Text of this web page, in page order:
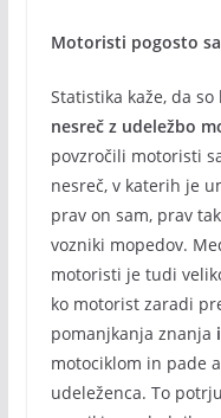
Motoristi pogosto
Statistika kaže, da so
nesreč z udeležbo
povzročili motoristi
nesreč, v katerih je
prav on sam, prav
vozniki mopedov.
motoristi je tudi
ko motorist zaradi
pomanjkanja znanja
motociklom in pade
udeleženca. To